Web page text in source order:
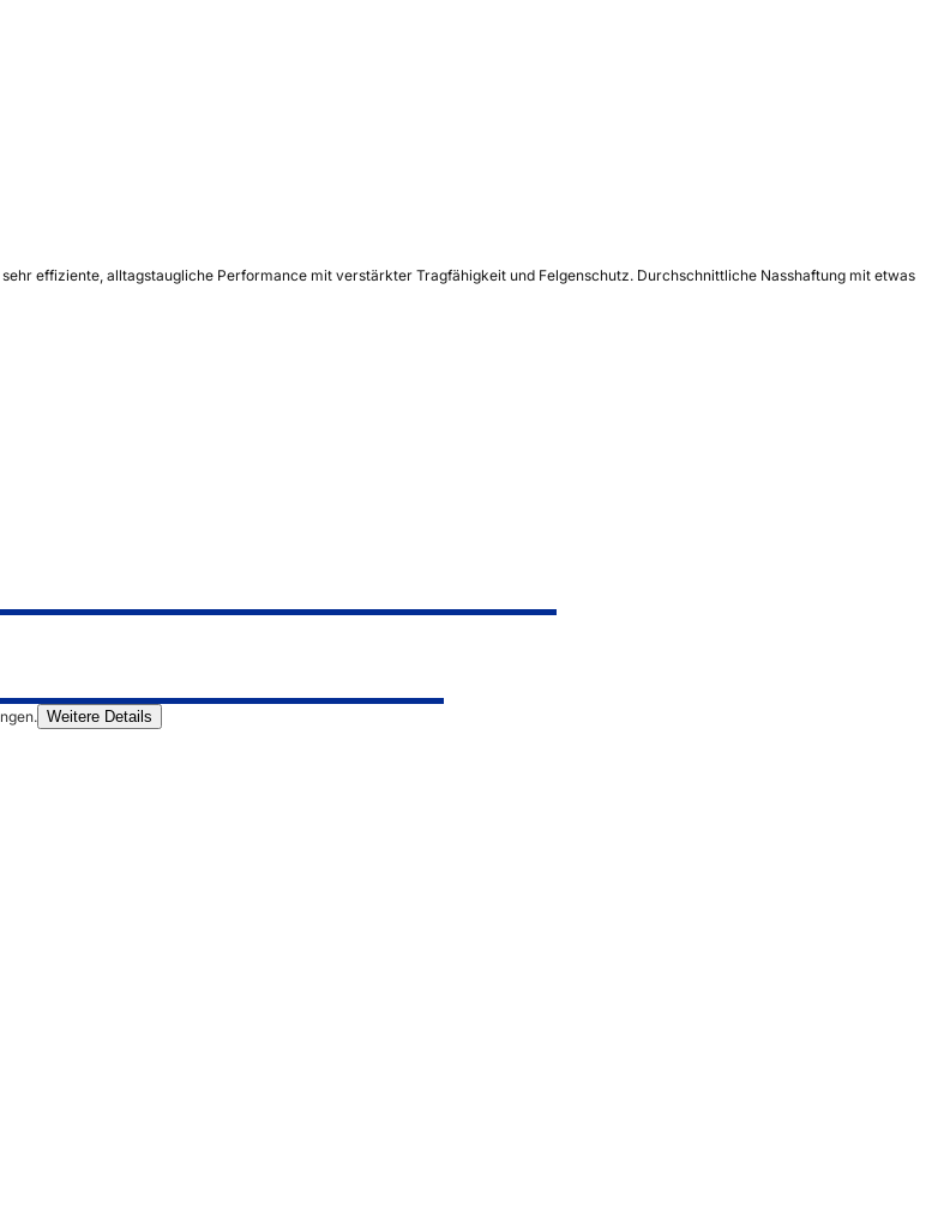
effiziente, alltagstaugliche Performance mit verstärkter Tragfähigkeit und Felgenschutz. Durchschnittliche Nasshaftung mit etwas
Weitere Details